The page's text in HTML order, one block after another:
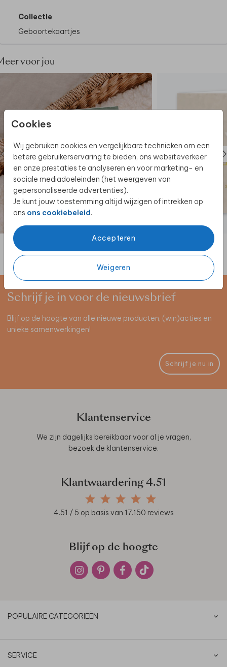
Cookies
Wij gebruiken cookies en vergelijkbare technieken om een
betere gebruikerservaring te bieden, ons websiteverkeer
en onze prestaties te analyseren en voor marketing- en
sociale mediadoeleinden (het weergeven van
gepersonaliseerde advertenties).
Je kunt jouw toestemming altijd wijzigen of intrekken op
ons ons cookiebeleid.
Accepteren
Weigeren
Collectie
Geboortekaartjes
voor jou
Schrijf je in voor de nieuwsbrief
Blijf op de hoogte van alle nieuwe producten, (win)acties en
unieke samenwerkingen!
Schrijf je nu in
Klantenservice
We zijn dagelijks bereikbaar voor al je vragen,
bezoek de klantenservice.
Klantwaardering 4.51
4.51 / 5 op basis van 17.150 reviews
Blijf op de hoogte
POPULAIRE CATEGORIEËN
SERVICE